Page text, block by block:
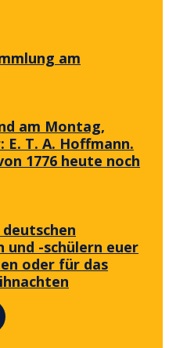
am
am Montag,
E. T. A. Hoffmann.
1776 heute noch
und -schülern euer
oder für das